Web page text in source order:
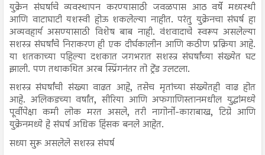
युक्रेन संघर्षाचे व्यवस्थापन करण्यासाठी जवळपास आठ वर्षे मध्यस्थी
आणि वाटाघाटी यशस्वी होऊ शकलेल्या नाहीत. परंतु युक्रेनचा संघर्ष हा
अव्यवहार्य असण्यासाठी विशेष बाब नाही. वंशवादाचे स्वरूप असलेल्या
सशस्त्र संघर्षांचे निराकरण ही एक दीर्घकालीन आणि कठीण प्रक्रिया आहे.
या शतकाच्या पहिल्या दशकात जगभरात सशस्त्र संघर्षांच्या संख्येत घट
झाली. पण तथाकथित अरब स्प्रिंगनंतर तो ट्रेंड उलटला.
सशस्त्र संघर्षांची संख्या वाढत आहे, तसेच मृतांच्या संख्येतही वाढ होत
आहे. अलिकडच्या वर्षांत, सीरिया आणि अफगाणिस्तानमधील युद्धांमध्ये
पूर्वीपेक्षा कमी लोक मरत असले, तरी नागोर्नो-काराबाख, टिग्रे आणि
युक्रेनमध्ये हे संघर्ष अधिक हिंसक बनले आहेत.
सध्या सुरू असलेले सशस्त्र संघर्ष